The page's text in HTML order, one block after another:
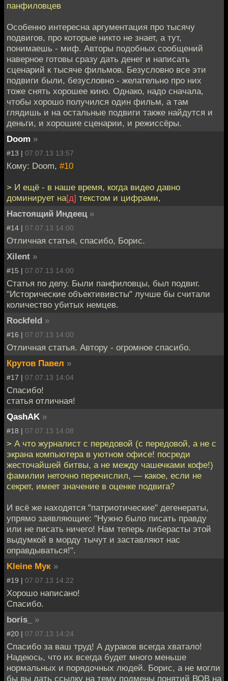
панфиловцев
Особенно интересна аргументация про тысячу
подвигов, про которые никто не знает, а тут,
понимаешь - миф. Авторы подобных сообщений
наверное готовы сразу дать денег и написать
сценарий к тысяче фильмов. Безусловно все эти
подвиги были, безусловно - желательно про них
тоже снять хорошее кино. Однако, надо сначала,
чтобы хорошо получился один фильм, а там
глядишь и на остальные подвиги также найдутся и
деньги, и хорошие сценарии, и режиссёры.
Doom »
#13 | 07.07.13 13:57
Кому: Doom, #10
> И ещё - в наше время, когда видео давно
доминирует на[д] текстом и цифрами,
Настоящий Индеец »
#14 | 07.07.13 14:00
Отличная статья, спасибо, Борис.
Xilent »
#15 | 07.07.13 14:00
Статья по делу. Были панфиловцы, был подвиг.
"Исторические объектививсты" лучше бы считали
количество убитых немцев.
Rockfeld »
#16 | 07.07.13 14:00
Отличная статья. Автору - огромное спасибо.
Крутов Павел »
#17 | 07.07.13 14:04
Спасибо!
статья отличная!
QashAK »
#18 | 07.07.13 14:08
> А что журналист с передовой (с передовой, а не с
экрана компьютера в уютном офисе! посреди
жесточайшей битвы, а не между чашечками кофе!)
фамилии неточно перечислил, — какое, если не
секрет, имеет значение в оценке подвига?
И всё же находятся "патриотические" дегенераты,
упрямо заявляющие: "Нужно было писать правду
или не писать ничего! Нам теперь либерасты этой
выдумкой в морду тычут и заставляют нас
оправдываться!".
Kleine Мук »
#19 | 07.07.13 14:22
Хорошо написано!
Спасибо.
boris_
»
#20 | 07.07.13 14:24
Спасибо за ваш труд! А дураков всегда хватало!
Надеюсь, что их всегда будет много меньше
нормальных и порядочных людей. Борис, а не могли
бы вы дать ссылку на тему подмены понятий ВОВ на